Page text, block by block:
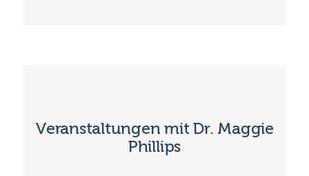
Veranstaltungen mit Dr. Maggie
Phillips